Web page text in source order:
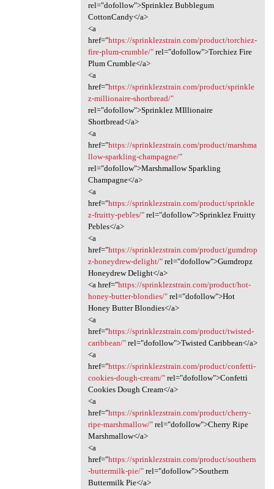
rel="dofollow">Sprinklez Bubblegum
CottonCandy</a>
<a
href="https://sprinklezstrain.com/product/torchiez-
fire-plum-crumble/"rel="dofollow">Torchiez Fire
Plum Crumble</a>
<a
href="https://sprinklezstrain.com/product/sprinkle
z-millionaire-shortbread/"
rel="dofollow">Sprinklez MIllionaire
Shortbread</a>
<a
href="https://sprinklezstrain.com/product/marshma
llow-sparkling-champagne/"
rel="dofollow">Marshmallow Sparkling
Champagne</a>
<a
href="https://sprinklezstrain.com/product/sprinkle
z-fruitty-pebles/"rel="dofollow">Sprinklez Fruitty
Pebles</a>
<a
href="https://sprinklezstrain.com/product/gumdrop
z-honeydrew-delight/"rel="dofollow">Gumdropz
Honeydrew Delight</a>
<a href="https://sprinklezstrain.com/product/hot-
honey-butter-blondies/"rel="dofollow">Hot
Honey Butter Blondies</a>
<a
href="https://sprinklezstrain.com/product/twisted-
caribbean/"rel="dofollow">Twisted Caribbean</a>
<a
href="https://sprinklezstrain.com/product/confetti-
cookies-dough-cream/"rel="dofollow">Confetti
Cookies Dough Cream</a>
<a
href="https://sprinklezstrain.com/product/cherry-
ripe-marshmallow/"rel="dofollow">Cherry Ripe
Marshmallow</a>
<a
href="https://sprinklezstrain.com/product/southern
-buttermilk-pie/"rel="dofollow">Southern
Buttermilk Pie</a>